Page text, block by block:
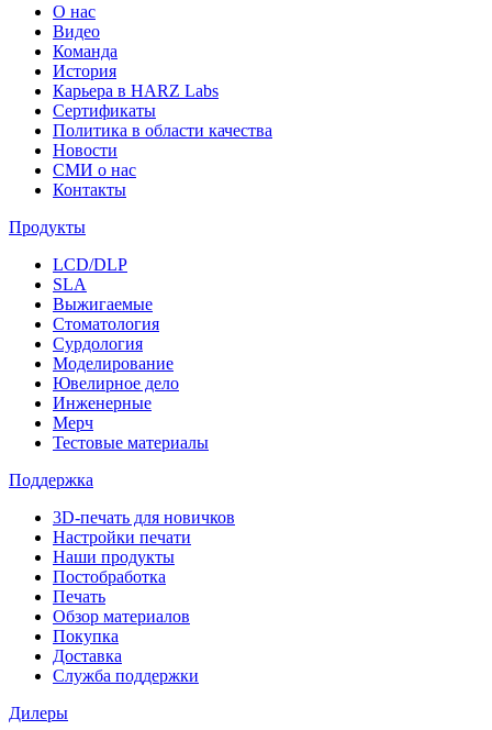
О нас
Видео
Команда
История
Карьера в HARZ Labs
Сертификаты
Политика в области качества
Новости
СМИ о нас
Контакты
Продукты
LCD/DLP
SLA
Выжигаемые
Стоматология
Сурдология
Моделирование
Ювелирное дело
Инженерные
Мерч
Тестовые материалы
Поддержка
3D-печать для новичков
Настройки печати
Наши продукты
Постобработка
Печать
Обзор материалов
Покупка
Доставка
Служба поддержки
Дилеры